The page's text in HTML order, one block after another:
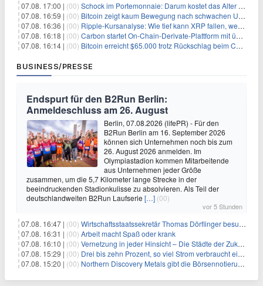
07.08. 17:00 | (00) Schock im Portemonnaie: Darum kostet das Alter deutlich mehr als Sie denken
07.08. 16:59 | (00) Bitcoin zeigt kaum Bewegung nach schwachen US-Arbeitsmarktdaten, Fed-Zinserhöhungschancen sinken auf 44%
07.08. 16:36 | (00) Ripple-Kursanalyse: Wie tief kann XRP fallen, wenn die $1-Unterstützung am Wochenende verloren geht?
07.08. 16:18 | (00) Carbon startet On-Chain-Derivate-Plattform mit über 950 Märkten in einem Konto
07.08. 16:14 | (00) Bitcoin erreicht $65.000 trotz Rückschlag beim CLARITY Act und fehlendem US-Iran-Abkommen
BUSINESS/PRESSE
Endspurt für den B2Run Berlin:
Anmeldeschluss am 26. August
Berlin, 07.08.2026 (lifePR) - Für den
B2Run Berlin am 16. September 2026
können sich Unternehmen noch bis zum
26. August 2026 anmelden. Im
Olympiastadion kommen Mitarbeitende
aus Unternehmen jeder Größe
zusammen, um die 5,7 Kilometer lange Strecke in der
beeindruckenden Stadionkulisse zu absolvieren. Als Teil der
deutschlandweiten B2Run Laufserie […] (00)
vor 5 Stunden
07.08. 16:47 | (00) Wirtschaftsstaatssekretär Thomas Dörflinger besucht Handwerksbetrieb im Kammerbezirk Freiburg
07.08. 16:31 | (00) Arbeit macht Spaß oder krank
07.08. 16:10 | (00) Vernetzung in jeder Hinsicht – Die Städte der Zukunft sind grün-blau
07.08. 15:29 | (00) Drei bis zehn Prozent, so viel Strom verbraucht ein Aufzug im Gebäude
07.08. 15:20 | (00) Northern Discovery Metals gibt die Börsennotierung an der Frankfurter Wertpapierbörse bekannt